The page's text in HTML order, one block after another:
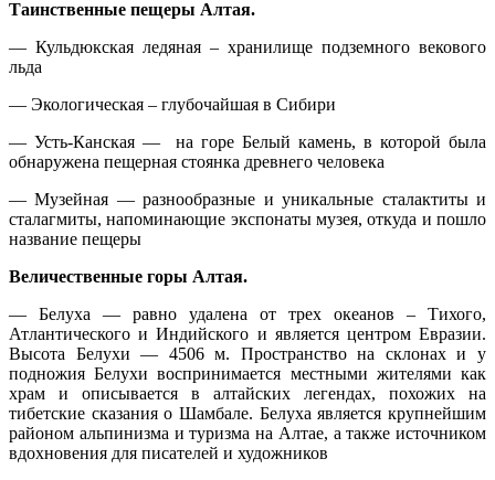
Таинственные пещеры Алтая.
— Кульдюкская ледяная – хранилище подземного векового
льда
— Экологическая – глубочайшая в Сибири
— Усть-Канская — на горе Белый камень, в которой была
обнаружена пещерная стоянка древнего человека
— Музейная — разнообразные и уникальные сталактиты и
сталагмиты, напоминающие экспонаты музея, откуда и пошло
название пещеры
Величественные горы Алтая.
— Белуха — равно удалена от трех океанов – Тихого,
Атлантического и Индийского и является центром Евразии.
Высота Белухи — 4506 м. Пространство на склонах и у
подножия Белухи воспринимается местными жителями как
храм и описывается в алтайских легендах, похожих на
тибетские сказания о Шамбале. Белуха является крупнейшим
районом альпинизма и туризма на Алтае, а также источником
вдохновения для писателей и художников